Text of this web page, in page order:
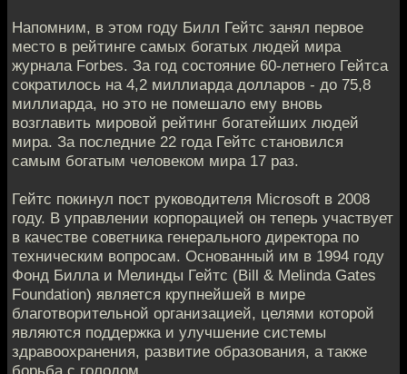
Напомним, в этом году Билл Гейтс занял первое
место в рейтинге самых богатых людей мира
журнала Forbes. За год состояние 60-летнего Гейтса
сократилось на 4,2 миллиарда долларов - до 75,8
миллиарда, но это не помешало ему вновь
возглавить мировой рейтинг богатейших людей
мира. За последние 22 года Гейтс становился
самым богатым человеком мира 17 раз.
Гейтс покинул пост руководителя Microsoft в 2008
году. В управлении корпорацией он теперь участвует
в качестве советника генерального директора по
техническим вопросам. Основанный им в 1994 году
Фонд Билла и Мелинды Гейтс (Bill & Melinda Gates
Foundation) является крупнейшей в мире
благотворительной организацией, целями которой
являются поддержка и улучшение системы
здравоохранения, развитие образования, а также